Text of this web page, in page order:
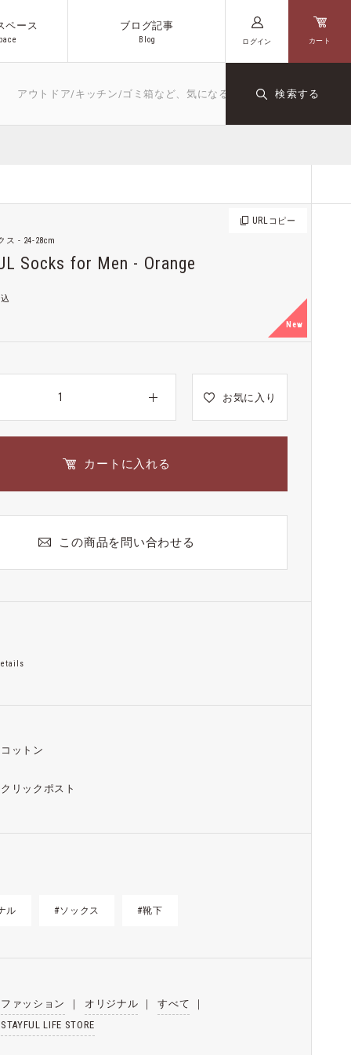
ペース
pace
ブログ記事
B og
ログイン カート
ドア/キッチン/ゴミ箱など、気になるキーワードや商品名を入力してく
検索する
クト オリジナル コーヒー
URL コピー
ス - 24-28cm
Socks for Men - Orange
New
お気に入り
カートに入れる
この商品を問い合わせる
コットン
クリックポスト
ル #ソックス #靴下
ファッション ｜ オリジナル ｜ すべて
｜
STAYFUL LIFE STORE